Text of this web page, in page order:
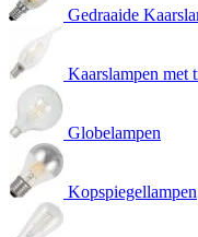
Gedraaide
Kaarslampen met
Globelampen
Kopspiegellampen